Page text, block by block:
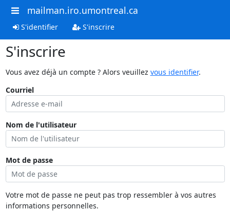
mailman.iro.umontreal.ca
S'identifier S'inscrire
S'inscrire
Vous avez déjà un compte ? Alors veuillez vous identifier.
Courriel
Nom de l'utilisateur
Mot de passe
Votre mot de passe ne peut pas trop ressembler à vos autres
informations personnelles.